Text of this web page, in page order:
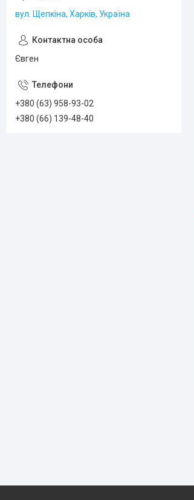
вул. Щепкіна, Харків, Україна
Євген
+380 (63) 958-93-02
+380 (66) 139-48-40